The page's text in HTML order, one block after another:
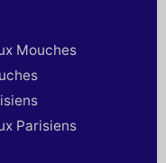
Mouches
Parisiens